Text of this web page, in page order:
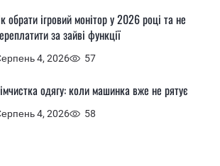
4, 2026 57
обрати ігровий монітор у 2026 році та не
за зайві функції
4, 2026 58
одягу: коли машинка вже не рятує